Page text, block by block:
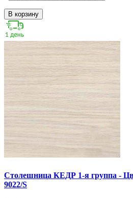
В корзину
Столешница КЕДР 1-я группа -
9022/S